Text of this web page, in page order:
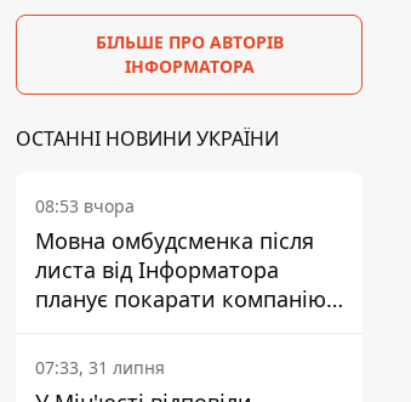
БІЛЬШЕ ПРО АВТОРІВ
ІНФОРМАТОРА
ОСТАННІ НОВИНИ УКРАЇНИ
08:53 вчора
Мовна омбудсменка після
листа від Інформатора
планує покарати компанію-
підрядника ПриватБанку
07:33, 31 липня